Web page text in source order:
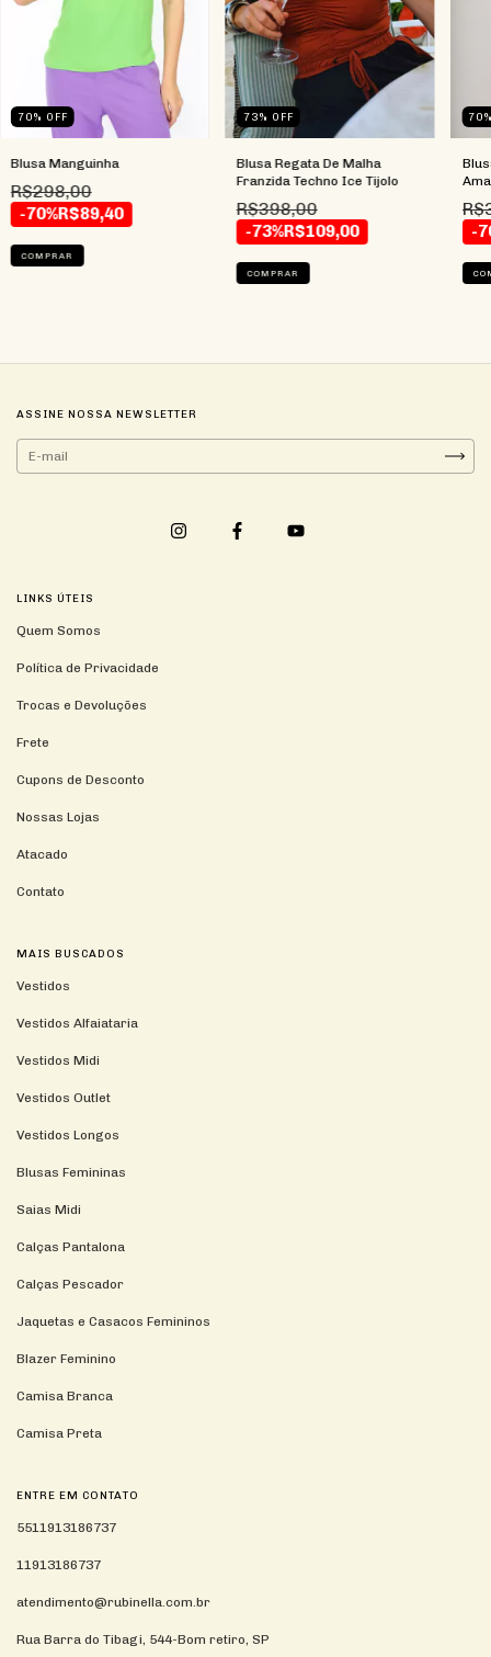
70% OFF
Blusa Manguinha
R$298,00
-70%R$89,40
COMPRAR
73% OFF
Blusa Regata De Malha
Franzida Techno Ice Tijolo
R$398,00
-73%R$109,00
COMPRAR
70
-
ASSINE NOSSA NEWSLETTER
LINKS ÚTEIS
Quem Somos
Política de Privacidade
Trocas e Devoluções
Frete
Cupons de Desconto
Nossas Lojas
Atacado
Contato
MAIS BUSCADOS
Vestidos
Vestidos Alfaiataria
Vestidos Midi
Vestidos Outlet
Vestidos Longos
Blusas Femininas
Saias Midi
Calças Pantalona
Calças Pescador
Jaquetas e Casacos Femininos
Blazer Feminino
Camisa Branca
Camisa Preta
ENTRE EM CONTATO
5511913186737
11913186737
atendimento@rubinella.com.br
Rua Barra do Tibagi, 544-Bom retiro, SP